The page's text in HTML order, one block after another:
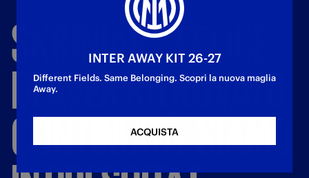
SKRINIAR:"FELICE
DIAVERRITROVATO
CONTINUITÀ,SIAMO
INTER AWAY KIT 26-27
Different Fields. Same Belonging. Scopri la nuova maglia
Away.
ACQUISTA